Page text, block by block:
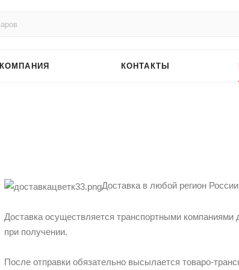
КОМПАНИЯ КОНТАКТЫ
Доставка в любой регион
Доставка осуществляется транспортными
при получении.
После отправки обязательно высылается товаро-